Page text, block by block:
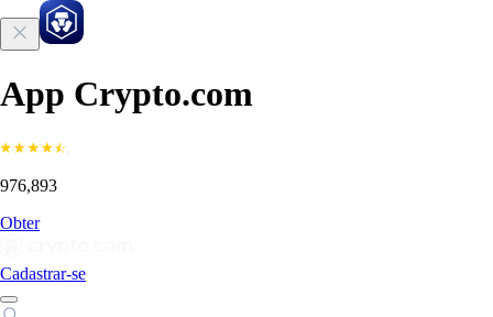
App Crypto.com
976,893
Obter
Cadastrar-se